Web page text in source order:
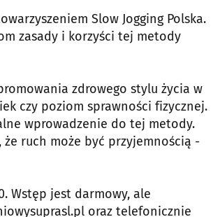
Slow Jogging Polska.
zasady i korzyści tej metody
zdrowego stylu życia w
czy poziom sprawności fizycznej.
wprowadzenie do tej metody.
ruch może być przyjemnością -
Wstęp jest darmowy, ale
oraz telefonicznie